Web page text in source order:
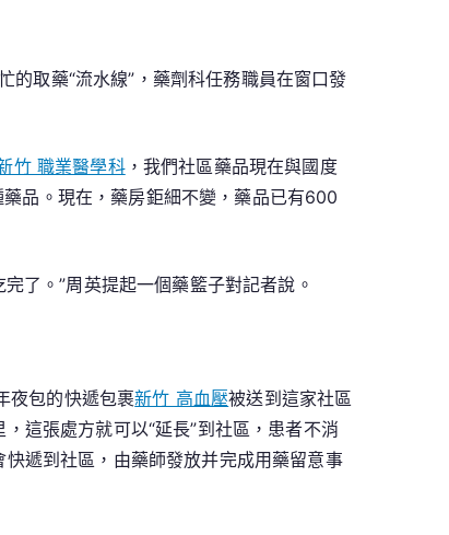
取藥“流水線”，藥劑科任務職員在窗口發
竹 職業醫學科，我們社區藥品現在與國度
品。現在，藥房鉅細不變，藥品已有600
了。”周英提起一個藥籃子對記者說。
夜包的快遞包裹新竹 高血壓被送到這家社區
這張處方就可以“延長”到社區，患者不消
遞到社區，由藥師發放并完成用藥留意事